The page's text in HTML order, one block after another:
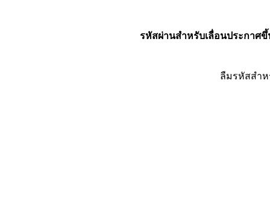
รหัสผ่านสำหรับเลื่อนประกาศขึ้
ลืมรหัสสำ